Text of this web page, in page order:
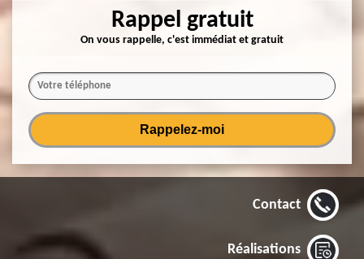
Rappel gratuit
On vous rappelle, c'est immédiat et gratuit
Contact
Réalisations